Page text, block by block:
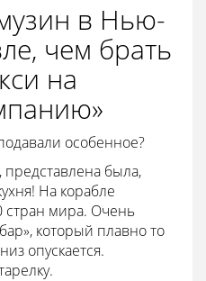
в Нью-
чем брать
на
особенное?
была,
На корабле
стран мира. Очень
который плавно то
опускается.